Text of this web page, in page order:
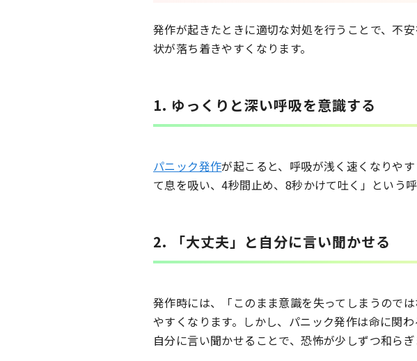
発作が起きたときに適切な対処を行うことで、不
状が落ち着きやすくなります。
1. ゆっくりと深い呼吸を意識する
パニック発作が起こると、呼吸が浅く速くなりや
て息を吸い、4秒間止め、8秒かけて吐く」という
2. 「大丈夫」と自分に言い聞かせる
発作時には、「このまま意識を失ってしまうので
やすくなります。しかし、パニック発作は命に関
自分に言い聞かせることで、恐怖が少しずつ和らぎ